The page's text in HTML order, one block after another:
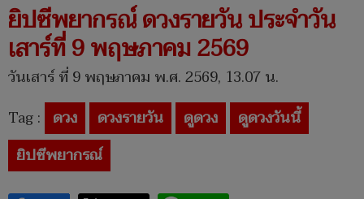
ยิปซีพยากรณ์ ดวงรายวัน ประจำวัน
เสาร์ที่ 9 พฤษภาคม 2569
วันเสาร์ ที่ 9 พฤษภาคม พ.ศ. 2569, 13.07 น.
Tag : ดวง ดวงรายวัน ดูดวง
ดูดวงวันนี้
ยิปซีพยากรณ์